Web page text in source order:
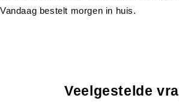
Veelgestelde